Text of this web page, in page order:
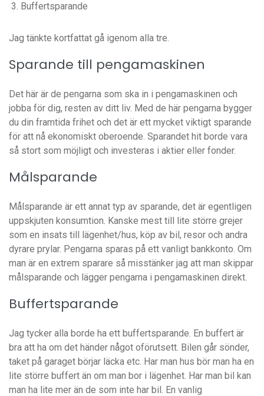
Buffertsparande
Jag tänkte kortfattat gå igenom alla tre.
Sparande till pengamaskinen
Det här är de pengarna som ska in i pengamaskinen och
jobba för dig, resten av ditt liv. Med de här pengarna bygger
du din framtida frihet och det är ett mycket viktigt sparande
för att nå ekonomiskt oberoende. Sparandet hit borde vara
så stort som möjligt och investeras i aktier eller fonder.
Målsparande
Målsparande är ett annat typ av sparande, det är egentligen
uppskjuten konsumtion. Kanske mest till lite större grejer
som en insats till lägenhet/hus, köp av bil, resor och andra
dyrare prylar. Pengarna sparas på ett vanligt bankkonto. Om
man är en extrem sparare så misstänker jag att man skippar
målsparande och lägger pengarna i pengamaskinen direkt.
Buffertsparande
Jag tycker alla borde ha ett buffertsparande. En buffert är
bra att ha om det händer något oförutsett. Bilen går sönder,
taket på garaget börjar läcka etc. Har man hus bör man ha en
lite större buffert än om man bor i lägenhet. Har man bil kan
man ha lite mer än de som inte har bil. En vanlig